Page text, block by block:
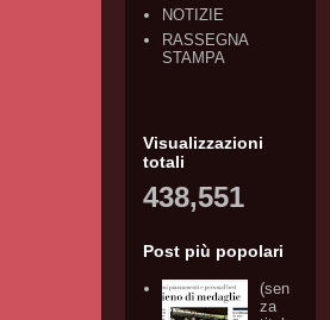
NOTIZIE
RASSEGNA
STAMPA
Visualizzazioni
totali
438,551
Post più popolari
(sen
za